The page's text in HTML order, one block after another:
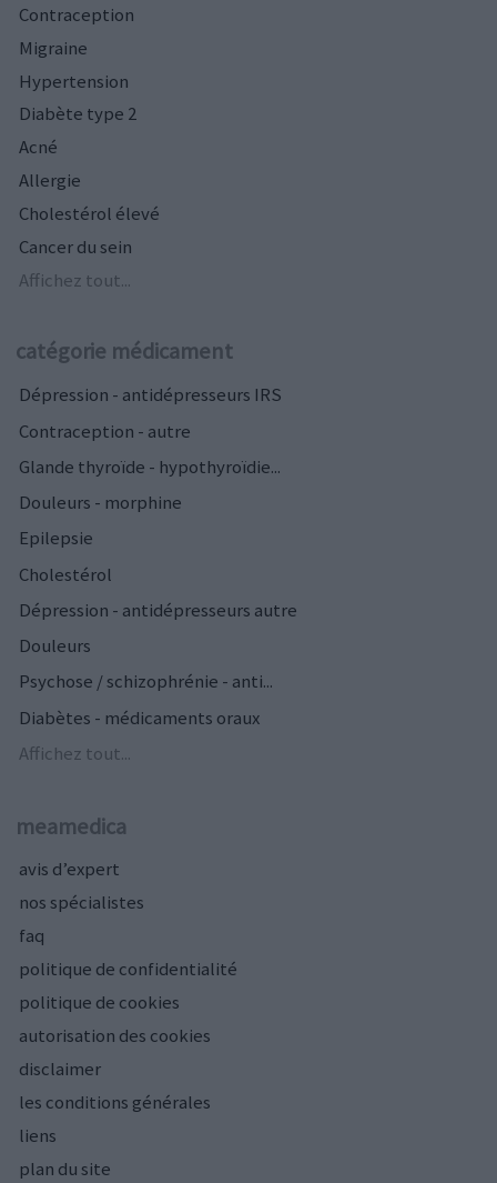
Contraception
Migraine
Hypertension
Diabète type 2
Acné
Allergie
Cholestérol élevé
Cancer du sein
Affichez tout...
catégorie médicament
Dépression - antidépresseurs IRS
Contraception - autre
Glande thyroïde - hypothyroïdie...
Douleurs - morphine
Epilepsie
Cholestérol
Dépression - antidépresseurs autre
Douleurs
Psychose / schizophrénie - anti...
Diabètes - médicaments oraux
Affichez tout...
meamedica
avis d’expert
nos spécialistes
faq
politique de confidentialité
politique de cookies
autorisation des cookies
disclaimer
les conditions générales
liens
plan du site